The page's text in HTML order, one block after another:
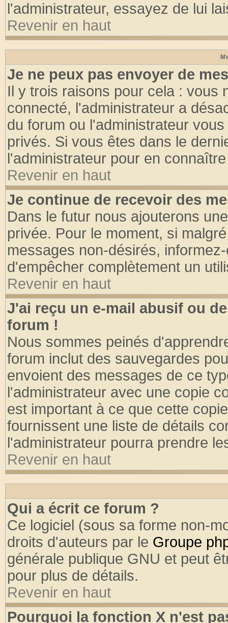
l'administrateur, essayez de lui
Revenir en haut
Je ne peux pas envoyer de
Il y trois raisons pour cela : vous
connecté, l'administrateur a
du forum ou l'administrateur
privés. Si vous êtes dans le
l'administrateur pour en
Revenir en haut
Je continue de recevoir des
Dans le futur nous ajouterons
privée. Pour le moment, si
messages non-désirés,
d'empêcher complètement un
Revenir en haut
J'ai reçu un e-mail abusif ou
forum !
Nous sommes peinés
forum inclut des sauvegardes
envoient des messages de ce
l'administrateur avec une copie
est important à ce que cette
fournissent une liste de détails
l'administrateur pourra prendre
Revenir en haut
Qui a écrit ce forum ?
Ce logiciel (sous sa forme non-
droits d'auteurs par le Groupe
générale publique GNU et peut
pour plus de détails.
Revenir en haut
Pourquoi la fonction X n'est